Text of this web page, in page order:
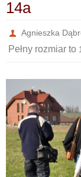
14a
Agnieszka
Pełny rozmiar to